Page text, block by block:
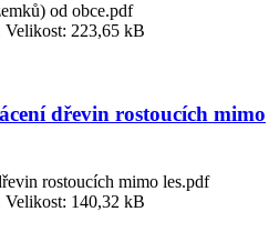
od obce.pdf
Velikost: 223,65 kB
dřevin rostoucích mimo
rostoucích mimo les.pdf
Velikost: 140,32 kB